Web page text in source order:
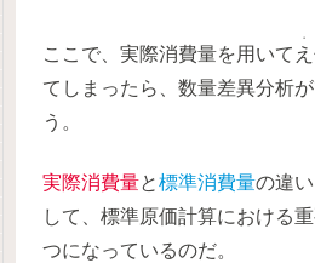
ここで、実際消費量を用いて
てしまったら、数量差異分析
う。
実際消費量と標準消費量の違い
して、標準原価計算における
つになっているのだ。